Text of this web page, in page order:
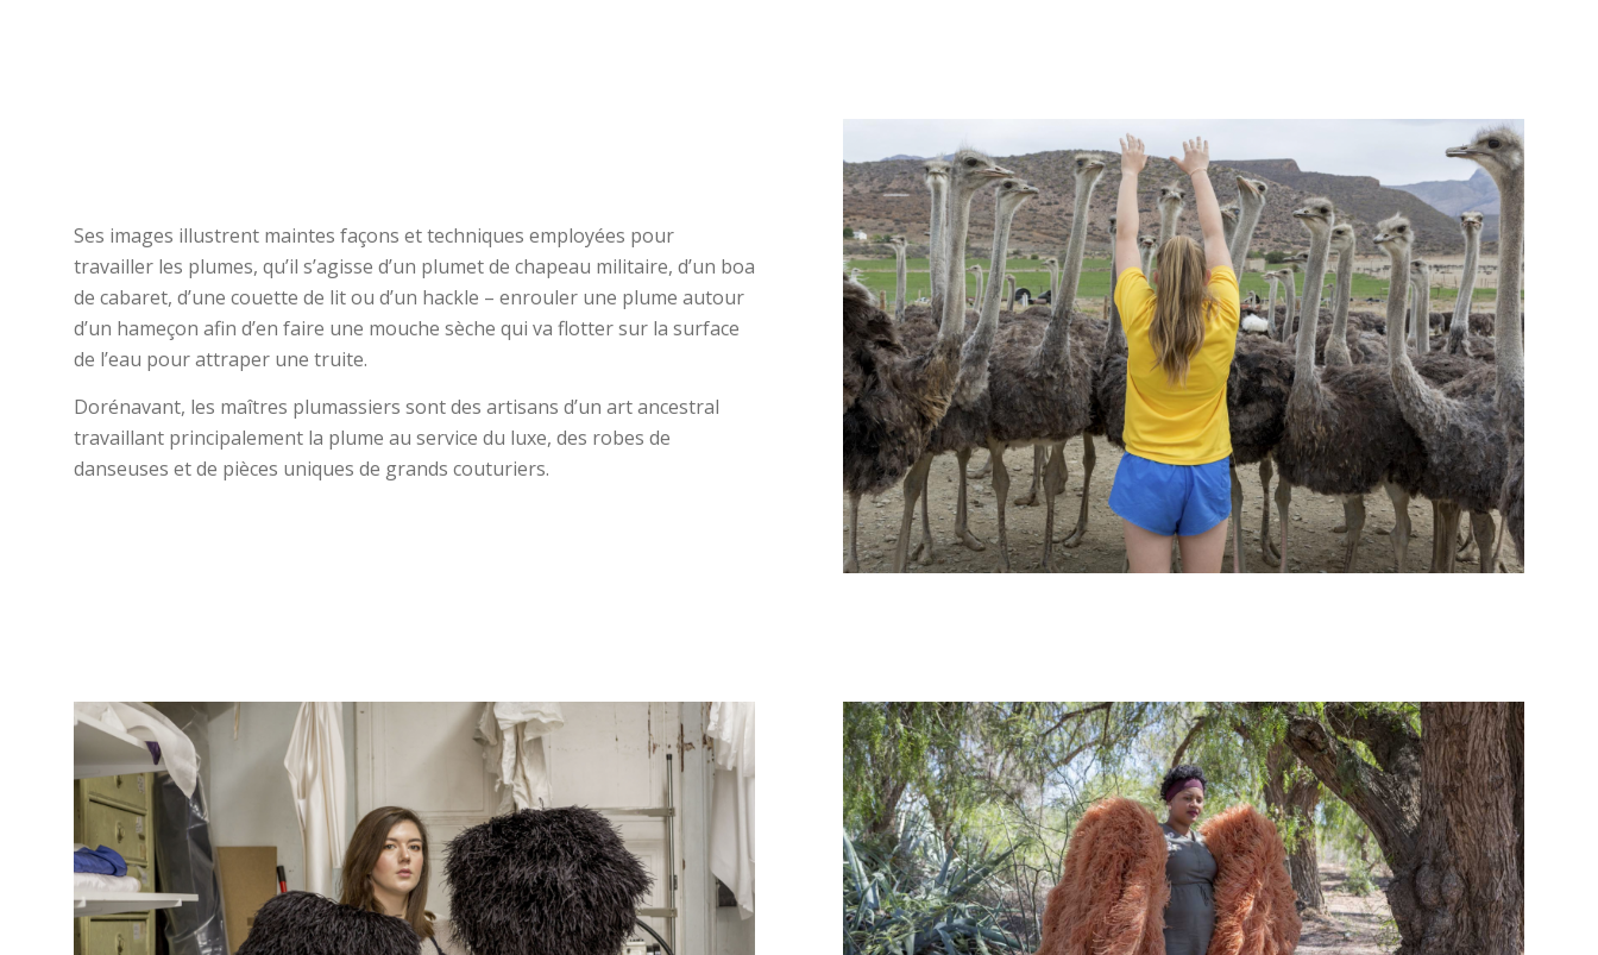
Ses images illustrent maintes façons et techniques employées pour
travailler les plumes, qu’il s’agisse d’un plumet de chapeau militaire, d’un boa
de cabaret, d’une couette de lit ou d’un hackle – enrouler une plume autour
d’un hameçon afin d’en faire une mouche sèche qui va flotter sur la surface
de l’eau pour attraper une truite.
Dorénavant, les maîtres plumassiers sont des artisans d’un art ancestral
travaillant principalement la plume au service du luxe, des robes de
danseuses et de pièces uniques de grands couturiers.